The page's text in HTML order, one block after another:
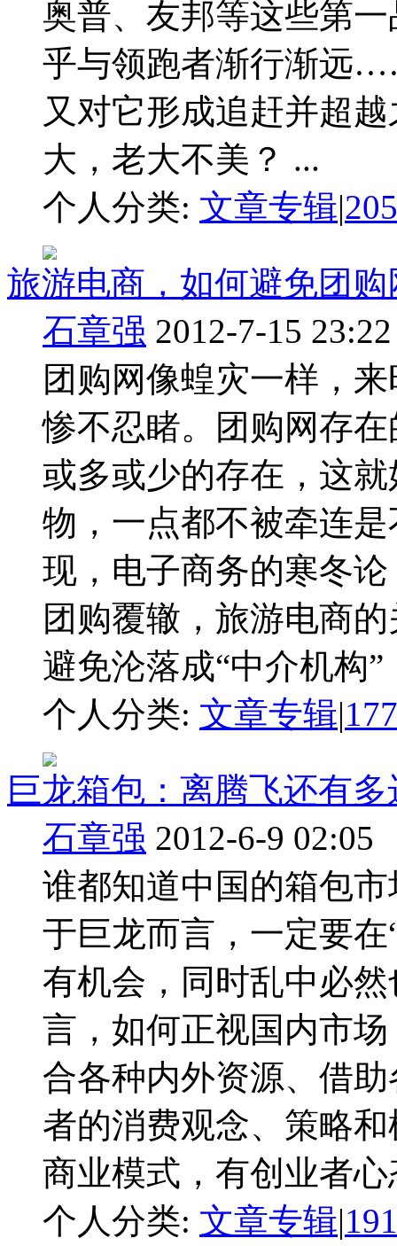
奥普、友邦等这些第
乎与领跑者渐行渐远
又对它形成追赶并超
大，老大不美？ ...
个人分类: 文章专辑|
旅游电商，如何避免团
石章强 2012-7-15 23:22
团购网像蝗灾一样，
惨不忍睹。团购网存
或多或少的存在，这
物，一点都不被牵连
现，电子商务的寒冬
团购覆辙，旅游电商
避免沦落成“中介机构”
个人分类: 文章专辑|
巨龙箱包：离腾飞还有多
石章强 2012-6-9 02:05
谁都知道中国的箱包
于巨龙而言，一定要在
有机会，同时乱中必
言，如何正视国内市
合各种内外资源、借
者的消费观念、策略
商业模式，有创业者心
个人分类: 文章专辑|